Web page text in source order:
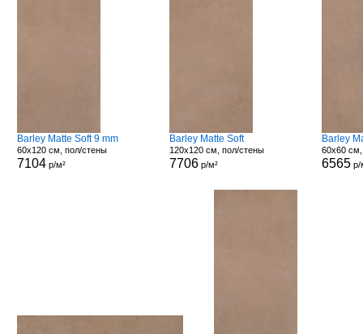
Barley Matte Soft 9 mm
60x120 см, пол/стены
7104р/м²
Barley Matte Soft
120x120 см, пол/стены
7706 р/м²
Barley
60x60
6565 р/